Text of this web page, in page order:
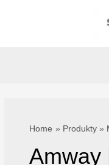
Home Produkty